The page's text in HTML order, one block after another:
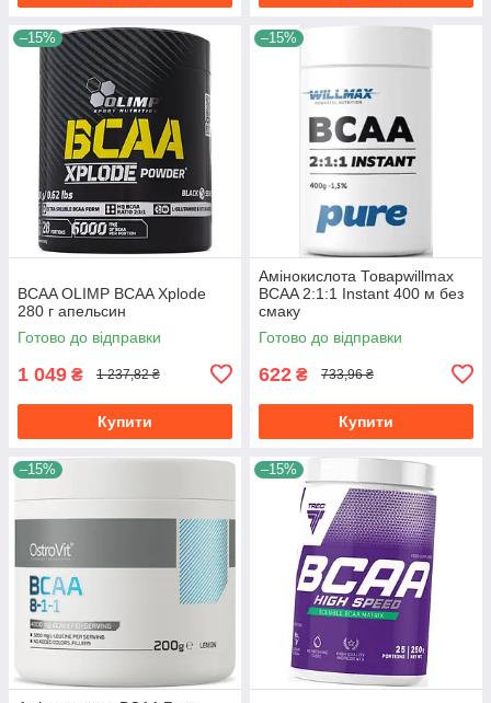
–15%
BCAA OLIMP BCAA Xplode
280 г апельсин
Готово до відправки
1 049 ₴ 1 237,82 ₴
Купити
–15%
Амінокислота Товарwillmax
BCAA 2:1:1 Instant 400 м без
смаку
Готово до відправки
622 ₴ 733,96 ₴
Купити
–15% –15%